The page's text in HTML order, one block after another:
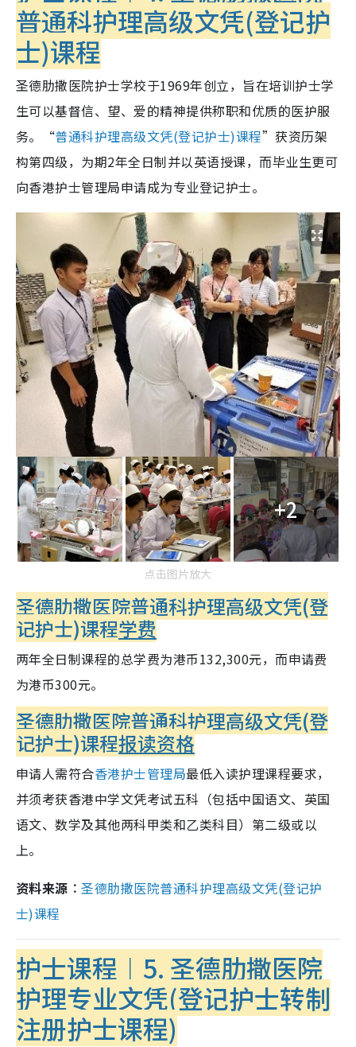
普通科护理高级文凭(登记护
士)课程
圣德肋撒医院护士学校于1969年创立，旨在培训护士学
生可以基督信、望、爱的精神提供称职和优质的医护服
务。“普通科护理高级文凭(登记护士)课程”获资历架
构第四级， 为期2年全日制并以英语授课，而毕业生更可
向香港护士管理局申请成为专业登记护士。
+2
点击图片放大
圣德肋撒医院普通科护理高级文凭(登
记护士)课程学费
两年全日制课程的总学费为港币132,300元，而申请费
为港币300元。
圣德肋撒医院普通科护理高级文凭(登
记护士)课程报读资格
申请人需符合香港护士管理局最低入读护理课程要求，
并须考获香港中学文凭考试五科（包括中国语文、英国
语文、数学及其他两科甲类和乙类科目）第二级或以
上。
资料来源︰圣德肋撒医院普通科护理高级文凭(登记护
士)课程
护士课程︱5. 圣德肋撒医院
护理专业文凭(登记护士转制
注册护士课程)